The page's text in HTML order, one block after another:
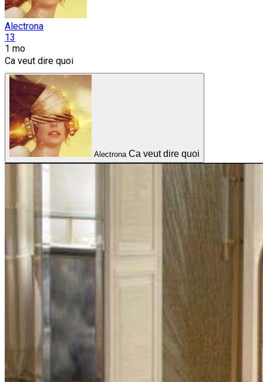
Alectrona
13
1 mo
Ca veut dire quoi
Alectrona Ca veut dire quoi